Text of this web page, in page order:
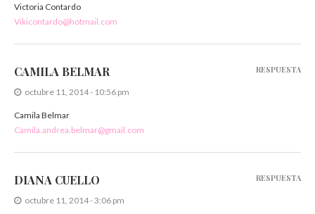
Victoria Contardo
Vikicontardo@hotmail.com
CAMILA BELMAR
octubre 11, 2014 - 10:56 pm
Camila Belmar
Camila.andrea.belmar@gmail.com
RESPUESTA
DIANA CUELLO
octubre 11, 2014 - 3:06 pm
RESPUESTA